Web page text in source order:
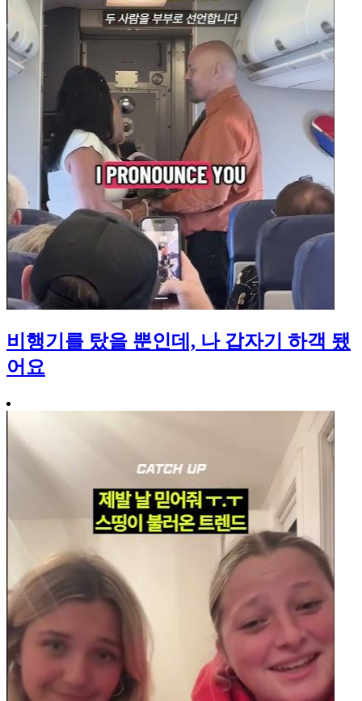
비행기를 탔을 뿐인데, 나 갑자기 하객 됐
어요